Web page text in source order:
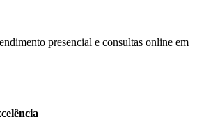
presencial e consultas online em